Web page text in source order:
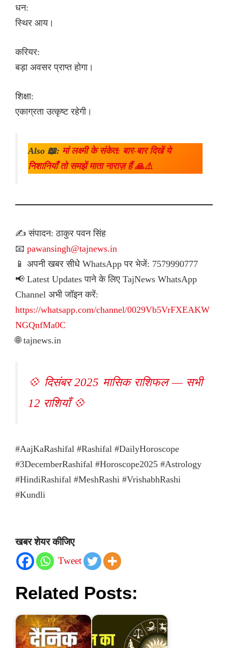
धन:
स्थिर आय।
करियर:
बड़ा अवसर प्राप्त होगा।
शिक्षा:
एकाग्रता उत्कृष्ट रहेगी।
Also 📖: मां लक्ष्मी के संकेत: बार-बार दिखें ये
निशानियाँ तो समझें माता नाराज़ हैं 🙏⚠️
✍️ संपादन: ठाकुर पवन सिंह
📧 pawansingh@tajnews.in
📱 अपनी खबर सीधे WhatsApp पर भेजें: 7579990777
📢 Latest Updates पाने के लिए TajNews WhatsApp
Channel अभी जॉइन करें:
https://whatsapp.com/channel/0029Vb5VrFXEAKW
NGQnfMa0C
🌐 tajnews.in
💠 दिसंबर 2025 मासिक राशिफल — सभी
12 राशियाँ 💠
#AajKaRashifal #Rashifal #DailyHoroscope
#3DecemberRashifal #Horoscope2025 #Astrology
#HindiRashifal #MeshRashi #VrishabhRashi
#Kundli
खबर शेयर कीजिए
Tweet
Related Posts: